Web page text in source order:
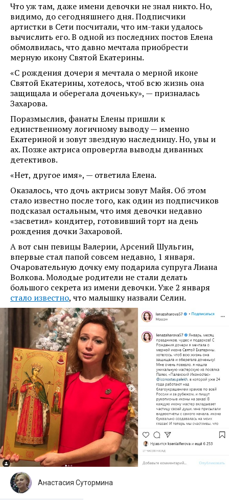
Что уж там, даже имени девочки не знал никто. Но,
видимо, до сегодняшнего дня. Подписчики
артистки в Сети посчитали, что им-таки удалось
вычислить его. В одной из последних постов Елена
обмолвилась, что давно мечтала приобрести
мерную икону Святой Екатерины.
«С рождения дочери я мечтала о мерной иконе
Святой Екатерины, хотелось, чтоб всю жизнь она
защищала и оберегала доченьку», — призналась
Захарова.
Поразмыслив, фанаты Елены пришли к
единственному логичному выводу — именно
Екатериной и зовут звездную наследницу. Но, увы и
ах. Позже актриса опровергла выводы диванных
детективов.
«Нет, другое имя», — ответила Елена.
Оказалось, что дочь актрисы зовут Майя. Об этом
стало известно после того, как один из подписчиков
подсказал остальным, что имя девочки недавно
«засветил» кондитер, готовивший торт на день
рождения дочки Захаровой.
А вот сын певицы Валерии, Арсений Шульгин,
впервые стал папой совсем недавно, 1 января.
Очаровательную дочку ему подарила супруга Лиана
Волкова. Молодые родители не стали делать
большого секрета из имени девочки. Уже 2 января
стало известно, что малышку назвали Селин.
Анастасия Сутормина